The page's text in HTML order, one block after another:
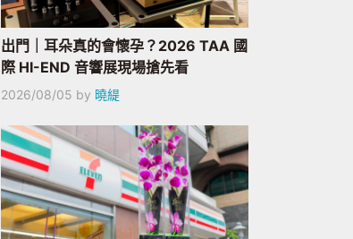
出門｜耳朵真的會懷孕？2026 TAA 國
際 HI-END 音響展現場搶先看
2026/08/05 by 曉緹